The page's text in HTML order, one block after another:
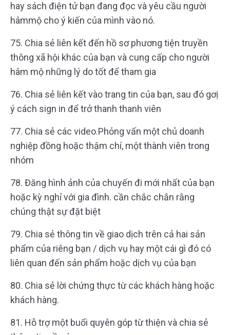
hay sách điện tử bạn đang đọc và yêu cầu người
hâmmộ cho ý kiến của mình vào nó.
75. Chia sẻ liên kết đến hồ sơ phương tiện truyền
thông xã hội khác của bạn và cung cấp cho người
hâm mộ những lý do tốt để tham gia
76. Chia sẻ liên kết vào trang tin của bạn, sau đó gơị
ý cách sign in để trở thanh thanh viên
77. Chia sẻ các video.Phỏng vấn một chủ doanh
nghiệp đồng hoặc thậm chí, một thành viên trong
nhóm
78. Đăng hình ảnh của chuyến đi mới nhất của bạn
hoặc kỳ nghỉ với gia đình. cần chắc chắn rằng
chúng thật sự đặt biệt
79. Chia sẻ thông tin về giao dịch trên cả hai sản
phẩm của riêng bạn / dịch vụ hay một cái gì đó có
liên quan đến sản phẩm hoặc dịch vụ của bạn
80. Chia sẻ lời chứng thực từ các khách hàng hoặc
khách hàng.
81. Hỗ trợ một buổi quyên góp từ thiện và chia sẻ